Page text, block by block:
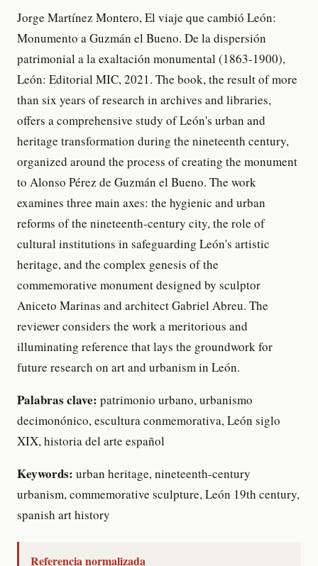
Jorge Martínez Montero, El viaje que cambió León:
Monumento a Guzmán el Bueno. De la dispersión
patrimonial a la exaltación monumental (1863-1900),
León: Editorial MIC, 2021. The book, the result of more
than six years of research in archives and libraries,
offers a comprehensive study of León's urban and
heritage transformation during the nineteenth century,
organized around the process of creating the monument
to Alonso Pérez de Guzmán el Bueno. The work
examines three main axes: the hygienic and urban
reforms of the nineteenth-century city, the role of
cultural institutions in safeguarding León's artistic
heritage, and the complex genesis of the
commemorative monument designed by sculptor
Aniceto Marinas and architect Gabriel Abreu. The
reviewer considers the work a meritorious and
illuminating reference that lays the groundwork for
future research on art and urbanism in León.
Palabras clave: patrimonio urbano, urbanismo
decimonónico, escultura conmemorativa, León siglo
XIX, historia del arte español
Keywords: urban heritage, nineteenth-century
urbanism, commemorative sculpture, León 19th century,
spanish art history
Referencia normalizada